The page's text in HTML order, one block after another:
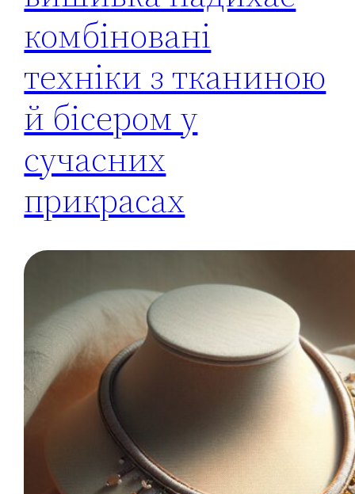
комбіновані
техніки з тканиною
й бісером у
сучасних
прикрасах